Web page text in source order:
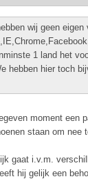
wij geen
1 land het
hebben hier toch
moment een
staan om nee
gaat i.v.m.
hij gelijk een